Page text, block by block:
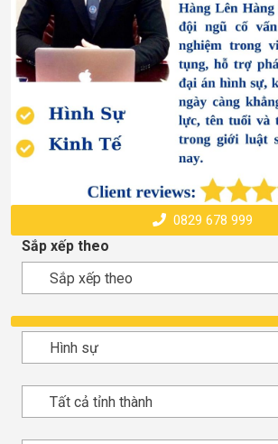
0829 678 999
Sắp xếp theo
Sắp xếp theo
Hình sự
Tất cả tỉnh thành